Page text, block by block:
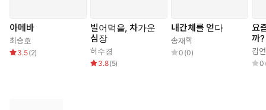
아메바
최승호
3.5(2)
빌어먹을, 차가운
심장
허수경
3.8(5)
내간체를 얻다
송재학
0 (0)
요
까?
김
0